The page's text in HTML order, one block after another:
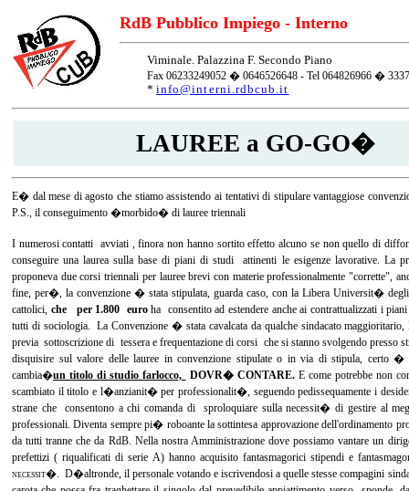
RdB Pubblico Impiego - Interno
Viminale. Palazzina F. Secondo Piano
Fax 06233249052 � 0646526648 - Tel 064826966 �
* info@interni.rdbcub.it
LAUREE a GO-GO�
E� dal mese di agosto che stiamo assistendo ai tentativi di stipulare vantaggiose
P.S., il conseguimento �morbido� di lauree triennali
I numerosi contatti avviati , finora non hanno sortito effetto alcuno se non quello di
conseguire una laurea sulla base di piani di studi attinenti le esigenze lavorative.
proponeva due corsi triennali per lauree brevi con materie professionalmente "corrette",
fine, per�, la convenzione � stata stipulata, guarda caso, con la Libera Universit�
cattolici, che per 1.800 euroha consentito ad estendere anche ai contrattualizzati i
tutti di sociologia. La Convenzione � stata cavalcata da qualche sindacato
previa sottoscrizione di tessera e frequentazione di corsi che si stanno svolgendo presso
disquisire sul valore delle lauree in convenzione stipulate o in via di stipula, certo
cambia�un titolo di studio farlocco, DOVR� CONTARE.E come potrebbe non
scambiato il titolo e l�anzianit� per professionalit�, seguendo pedissequamente i
strane che consentono a chi comanda di sproloquiare sulla necessit� di gestire al
professionali. Diventa sempre pi� roboante la sottintesa approvazione dell'ordinamento
da tutti tranne che da RdB. Nella nostra Amministrazione dove possiamo vantare un
prefettizi ( riqualificati di serie A) hanno acquisito fantasmagorici stipendi e
necessit�. D�altronde, il personale votando e iscrivendosi a quelle stesse compagini